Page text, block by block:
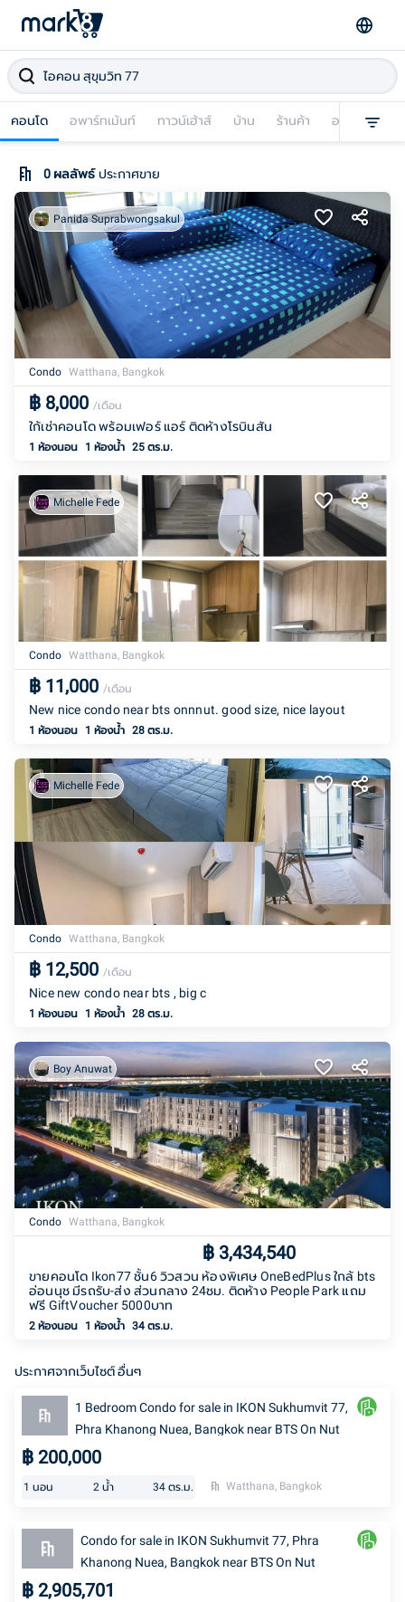
คอนโด อพาร์ทเม้นท์ ทาวน์เฮ้าส์ บ้าน ร้านค้า อาคารพาณิช
0ผลลัพธ์ ประกาศขาย
Panida Suprabwongsakul
Condo Watthana, Bangkok
฿ 8,000 /เดือน
ใก้เช่าคอนโด พร้อมเฟอร์ แอร์ ติดห้างโรบินสัน
1 ห้องนอน 1 ห้องน้ำ 25 ตร.ม.
Michelle Fede
Condo Watthana, Bangkok
฿ 11,000 /เดือน
New nice condo near bts onnnut. good size, nice layout
1 ห้องนอน 1 ห้องน้ำ 28 ตร.ม.
Michelle Fede
Condo Watthana, Bangkok
฿ 12,500 /เดือน
Nice new condo near bts , big c
1 ห้องนอน 1 ห้องน้ำ 28 ตร.ม.
Boy Anuwat
Condo Watthana, Bangkok
฿ 3,434,540
ขายคอนโด Ikon77 ชั้น6 วิวสวน ห้องพิเศษ OneBedPlus ใกล้ bts
อ่อนนุช มีรถรับ-ส่ง ส่วนกลาง 24ชม. ติดห้าง People Park แถม
ฟรี GiftVoucher 5000บาท
2 ห้องนอน 1 ห้องน้ำ 34 ตร.ม.
ประกาศจากเว็บไซต์ อื่นๆ
1 Bedroom Condo for sale in IKON Sukhumvit 77,
Phra Khanong Nuea, Bangkok near BTS On Nut
฿ 200,000
1 นอน 2 น้ำ 34 ตร.ม. Watthana, Bangkok
Condo for sale in IKON Sukhumvit 77, Phra
Khanong Nuea, Bangkok near BTS On Nut
฿ 2,905,701